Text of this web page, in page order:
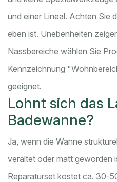
und einer Lineal. Achten Sie
eben ist. Unebenheiten
Nassbereiche wählen Sie
Kennzeichnung
geeignet.
Lohnt sich das
Badewanne?
Ja, wenn die Wanne
veraltet oder matt geworden
Reparaturset kostet ca. 30-